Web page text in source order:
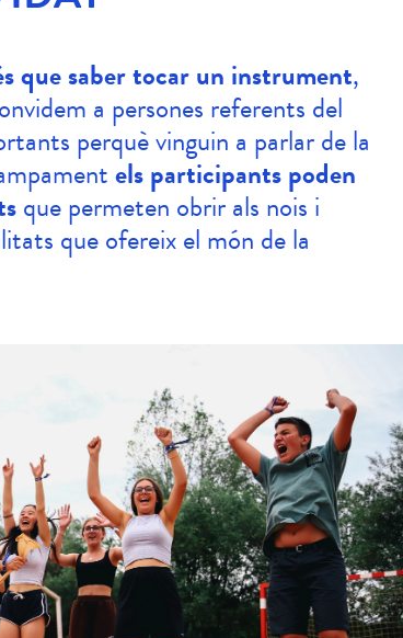
que saber tocar un instrument,
a persones referents del
perquè vinguin a parlar de la
els participants poden
que permeten obrir als nois i
que ofereix el món de la